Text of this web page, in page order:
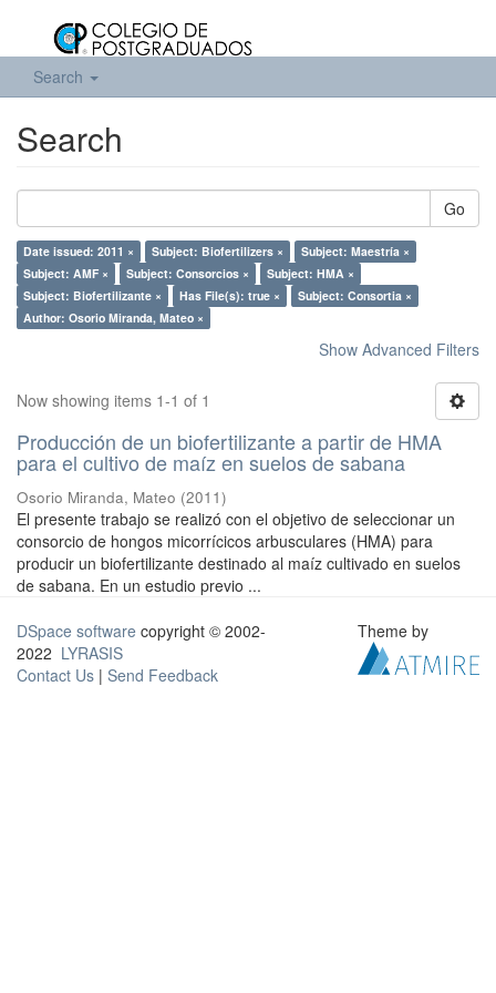
Search
Search
Go
Date issued: 2011 × Subject: Biofertilizers ×
Subject: Maestría ×
Subject: AMF ×
Subject: Consorcios ×
Subject: HMA ×
Subject: Biofertilizante ×
Has File(s): true ×
Subject: Consortia ×
Author: Osorio Miranda, Mateo ×
Show Advanced Filters
Now showing items 1-1 of 1
Producción de un biofertilizante a partir de HMA
para el cultivo de maíz en suelos de sabana
Osorio Miranda, Mateo (2011)
El presente trabajo se realizó con el objetivo de seleccionar un
consorcio de hongos micorrícicos arbusculares (HMA) para
producir un biofertilizante destinado al maíz cultivado en suelos
de sabana. En un estudio previo ...
DSpace software copyright © 2002-
2022 LYRASIS
Contact Us | Send Feedback
Theme by